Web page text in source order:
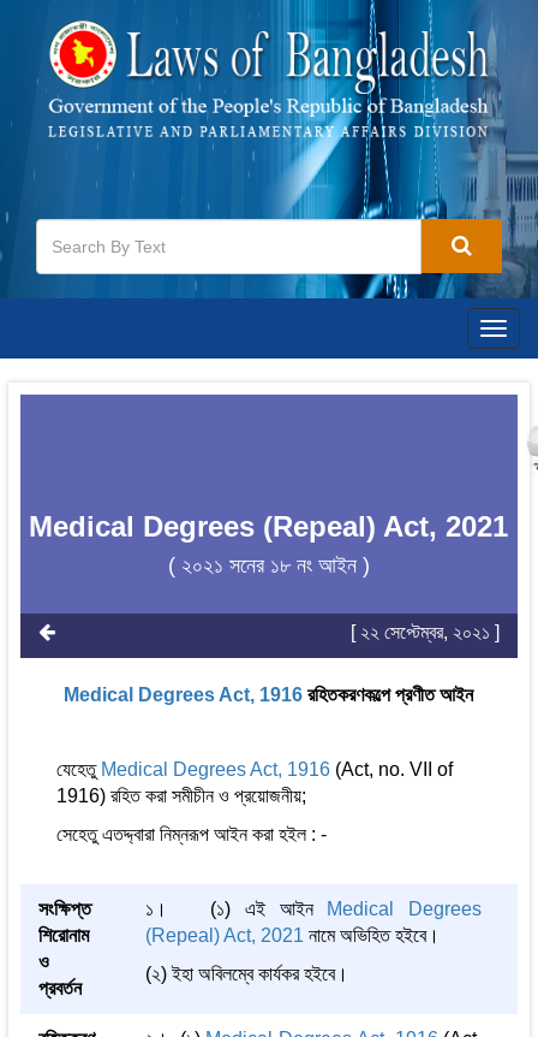
Medical Degrees (Repeal) Act, 2021
( ২০২১ সনের ১৮ নং আইন )
[ ২২ সেপ্টেম্বর, ২০২১ ]
Medical Degrees Act, 1916 রহিতকরণকল্পে প্রণীত আইন
যেহেতু Medical Degrees Act, 1916(Act, no. VII of
1916) রহিত করা সমীচীন ও প্রয়োজনীয়;
সেহেতু এতদ্দ্বারা নিম্নরূপ আইন করা হইল : -
সংক্ষিপ্ত
শিরোনাম
ও
প্রবর্তন
১। (১) এই আইন Medical Degrees
(Repeal) Act, 2021 নামে অভিহিত হইবে।
(২) ইহা অবিলম্বে কার্যকর হইবে।